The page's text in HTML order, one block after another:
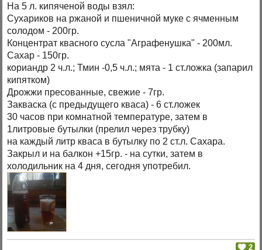
На 5 л. кипяченой воды взял:
Сухариков на ржаной и пшеничной муке с ячменным
солодом - 200гр.
Концентрат квасного сусла "Аграфенушка" - 200мл.
Сахар - 150гр.
кориандр 2 ч.л.; Тмин -0,5 ч.л.; мята - 1 ст.ложка (запарил
кипятком)
Дрожжи пресованные, свежие - 7гр.
Закваска (с предыдущего кваса) - 6 ст.ложек
30 часов при комнатной температуре, затем в
1литровые бутылки (прелил через трубку)
на каждый литр кваса в бутылку по 2 ст.л. Сахара.
Закрыл и на балкон +15гр. - на сутки, затем в
холодильник на 4 дня, сегодня употребил.
2